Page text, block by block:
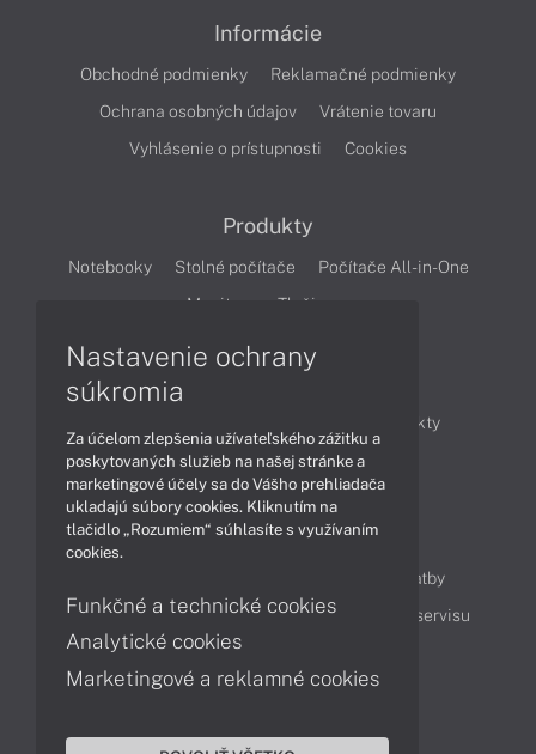
Informácie
Obchodné podmienky
Reklamačné podmienky
Ochrana osobných údajov
Vrátenie tovaru
Vyhlásenie o prístupnosti
Cookies
Produkty
Notebooky Stolné počítače
Počítače All-in-One
Monitory
Tlačiarne
Produkty
Technológie
Videá
Obsah
Možnosti doručenia a platby
Podpora a servis
Servisné služby Cenník servisu
Kontakty
043 4224 771 Obchodné oddelenie
Nastavenie ochrany
súkromia
Za účelom zlepšenia užívateľského zážitku a
poskytovaných služieb na našej stránke a
marketingové účely sa do Vášho prehliadača
ukladajú súbory cookies. Kliknutím na
tlačidlo „Rozumiem“ súhlasíte s využívaním
cookies.
Funkčné a technické cookies
Analytické cookies
Marketingové a reklamné cookies